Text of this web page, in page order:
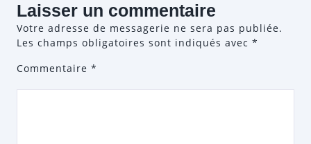
Laisser un commentaire
Votre adresse de messagerie ne sera pas publiée.
Les champs obligatoires sont indiqués avec *
Commentaire *